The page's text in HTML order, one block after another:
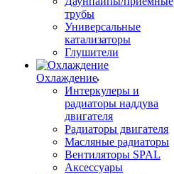
трубы
Универсальные
катализаторы
Глушители
Охлаждение
Интеркулеры и
радиаторы наддува
двигателя
Радиаторы двигателя
Масляные радиаторы
Вентиляторы SPAL
Аксессуары